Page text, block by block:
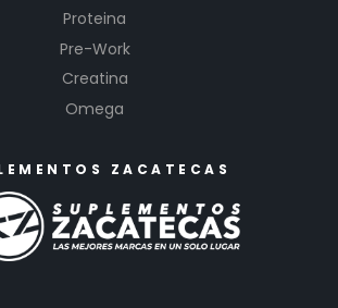
Proteina
Pre-Work
Creatina
Omega
ZACATECAS